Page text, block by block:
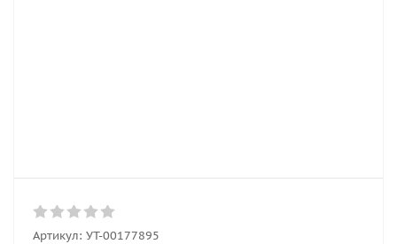
Артикул: УТ-00177895